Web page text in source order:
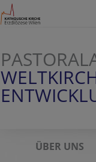
ÜBER UNS